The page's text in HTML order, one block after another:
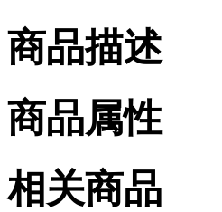
商品描述
商品属性
相关商品